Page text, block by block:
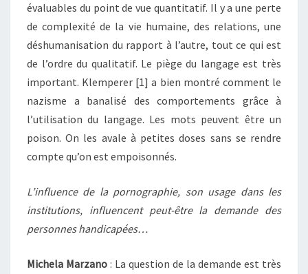
évaluables du point de vue quantitatif. Il y a une perte
de complexité de la vie humaine, des relations, une
déshumanisation du rapport à l’autre, tout ce qui est
de l’ordre du qualitatif. Le piège du langage est très
important. Klemperer [1] a bien montré comment le
nazisme a banalisé des comportements grâce à
l’utilisation du langage. Les mots peuvent être un
poison. On les avale à petites doses sans se rendre
compte qu’on est empoisonnés.
L’influence de la pornographie, son usage dans les
institutions, influencent peut-être la demande des
personnes handicapées…
Michela Marzano : La question de la demande est très